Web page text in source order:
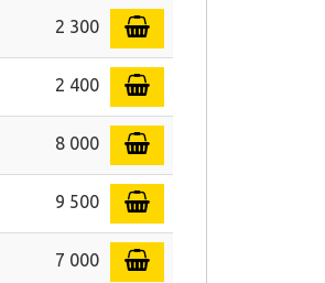
2 300
2 400
8 000
9 500
7 000